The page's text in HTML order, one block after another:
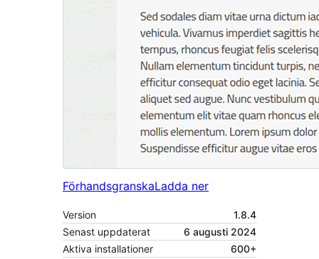
FörhandsgranskaLadda ner
Version
1.8.4
Senast uppdaterat
6 augusti 2024
Aktiva installationer
600+